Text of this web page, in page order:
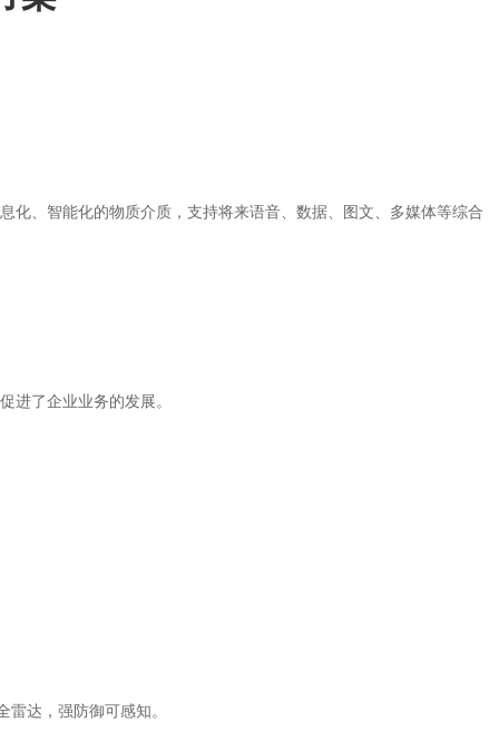
化、智能化的物质介质，支持将来语音、数据、图文、多媒体等综合
进了企业业务的发展。
达，强防御可感知。